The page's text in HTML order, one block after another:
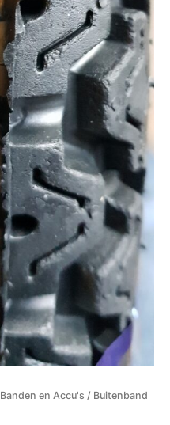
Banden en Accu's / Buitenband